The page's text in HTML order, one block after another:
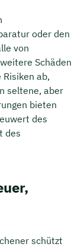
oder den
von
Schäden
ab,
seltene, aber
bieten
des
des
schützt